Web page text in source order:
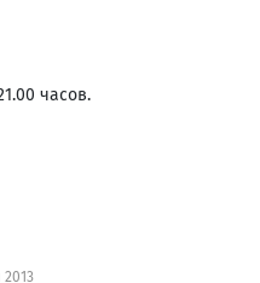
часов.